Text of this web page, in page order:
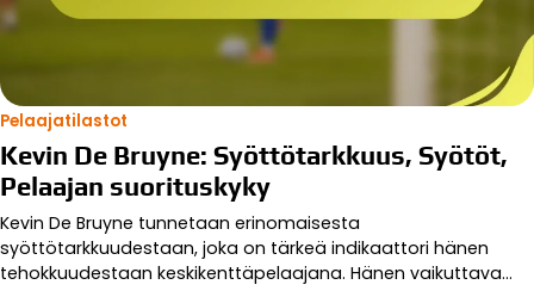
Pelaajatilastot
Kevin De Bruyne: Syöttötarkkuus, Syötöt,
Pelaajan suorituskyky
Kevin De Bruyne tunnetaan erinomaisesta
syöttötarkkuudestaan, joka on tärkeä indikaattori hänen
tehokkuudestaan keskikenttäpelaajana. Hänen vaikuttava…